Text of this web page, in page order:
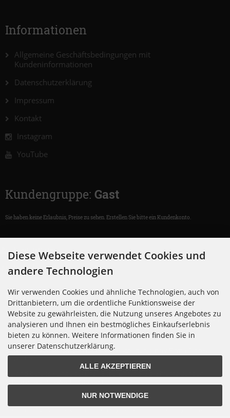
Informationen
Allgemeine Geschäftsbedingungen mit
Kundeninformationen
Datenschutzerklärung
Impressum
Kontakt
Instagram
YouTube
Kundengruppe: Gast
Sie haben keine Erlaubnis, Preise zu sehen. Erstellen Sie bitte ein Kundenkonto.
Registrieren
Anmelden
Hinweis:
Unsere Angebote richten sich ausschließlich an Unternehmer, §14 BGB.
Wir schließen keine Verträge mit Verbrauchern, §13 BGB. Als Gast
können Sie keine Konditionen einsehen.
Bitte kontaktieren Sie uns für eine Freischaltung Ihrer Firma / Ihres
Gewerbes.
Diese Webseite verwendet Cookies und
andere Technologien
Wir verwenden Cookies und ähnliche Technologien, auch von
Drittanbietern, um die ordentliche Funktionsweise der
Website zu gewährleisten, die Nutzung unseres Angebotes zu
analysieren und Ihnen ein bestmögliches Einkaufserlebnis
bieten zu können. Weitere Informationen finden Sie in
unserer Datenschutzerklärung.
ALLE AKZEPTIEREN
NUR NOTWENDIGE